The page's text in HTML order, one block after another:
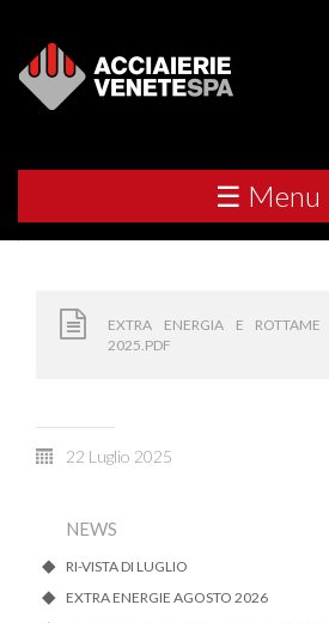
☰ Menu
EXTRA ENERGIA E ROTTAME
2025.PDF
22 Luglio 2025
NEWS
RI-VISTA DI LUGLIO
EXTRA ENERGIE AGOSTO 2026